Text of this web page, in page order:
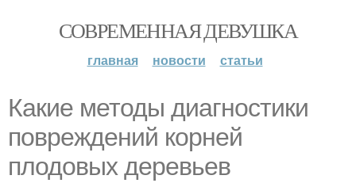
СОВРЕМЕННАЯ ДЕВУШКА
главная новости статьи
Какие методы диагностики
повреждений корней
плодовых деревьев